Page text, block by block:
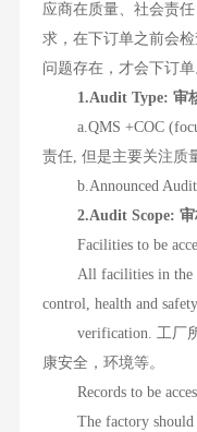
应商在质量、社会责
求，在下订单之前会
问题存在，才会下订单
1.Audit Type: 审
a.QMS +COC
责任, 但是主要关注质
b.Announced Audit
2.Audit Scope: 审
Facilities to be
All facilities in the
control, health and
verification. 工厂所
康安全，环境等。
Records to be
The factory should